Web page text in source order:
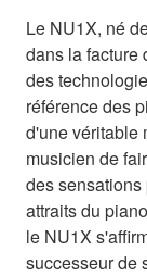
Le NU1X, né
dans la facture
des
référence des
d'une véritable
musicien de
des
attraits du
le NU1X
successeur de